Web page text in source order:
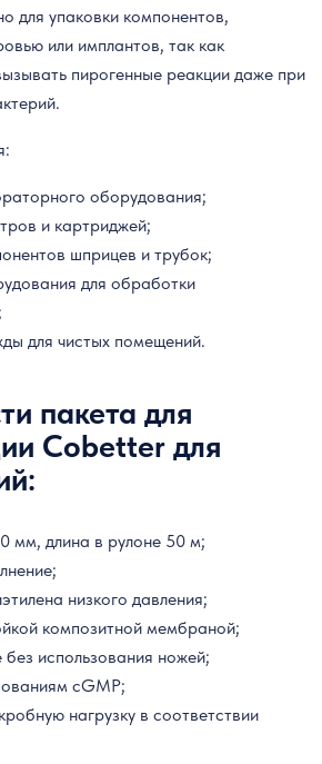
для упаковки компонентов,
или имплантов, так как
пирогенные реакции даже при
оборудования;
и картриджей;
шприцев и трубок;
для обработки
для чистых помещений.
пакета для
Cobetter для
мм, длина в рулоне 50 м;
низкого давления;
композитной мембраной;
без использования ножей;
cGMP;
нагрузку в соответствии